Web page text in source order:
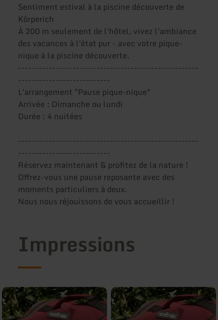
Sentiment estival à la piscine découverte de
Körperich
À 200 m seulement de l'hôtel, vivez l'ambiance
des vacances à l'état pur - avec votre pique-
nique à la piscine découverte.
-----------------------------------------------------
---------------------------
L'arrangement "Pause pique-nique"
Arrivée : Dimanche ou lundi
Durée : 4 nuitées
-----------------------------------------------------
---------------------------
Réservez maintenant & profitez de la nature !
Offrez-vous une pause reposante avec des
moments particuliers à deux.
Nous nous réjouissons de vous accueillir !
Impressions